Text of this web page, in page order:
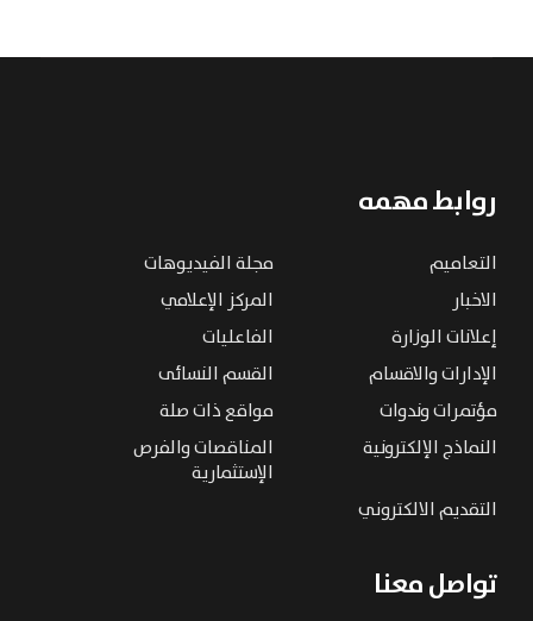
روابط مهمه
التعاميم
مجلة الفيديوهات
الاخبار
المركز الإعلامي
إعلانات الوزارة
الفاعليات
الإدارات والاقسام
القسم النسائى
مؤتمرات وندوات
مواقع ذات صلة
النماذج الإلكترونية
المناقصات والفرص
الإستثمارية
التقديم الالكتروني
تواصل معنا